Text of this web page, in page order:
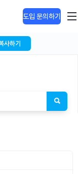
도입 문의하기
사하기